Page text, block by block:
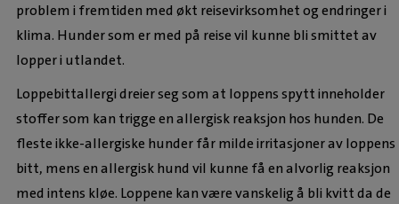
problem i fremtiden med økt reisevirksomhet og endringer i
klima. Hunder som er med på reise vil kunne bli smittet av
lopper i utlandet.
Loppebittallergi dreier seg som at loppens spytt inneholder
stoffer som kan trigge en allergisk reaksjon hos hunden. De
fleste ikke-allergiske hunder får milde irritasjoner av loppens
bitt, mens en allergisk hund vil kunne få en alvorlig reaksjon
med intens kløe. Loppene kan være vanskelig å bli kvitt da de